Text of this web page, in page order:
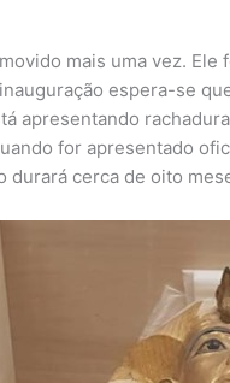
mais uma vez.
espera-se
apresentando
for apresentado
durará cerca de oito